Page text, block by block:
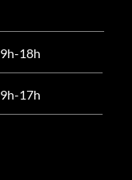
9h-18h
9h-17h